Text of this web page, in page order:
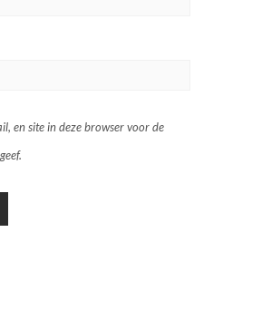
en site in deze browser voor de